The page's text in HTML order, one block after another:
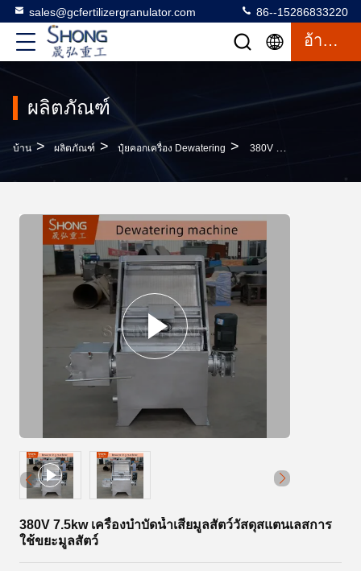
sales@gcfertilizergranulator.com 86--15286833220
อ้างอิง
ผลิตภัณฑ์
บ้าน > ผลิตภัณฑ์ > ปุ๋ยคอกเครื่อง Dewatering > 380V 7.5kw เครื่องบำบัดน้ำเสียมูลสัตว์วัสดุสแตนเลสการใช้ขยะมูลสัตว์
380V 7.5kw เครื่องบำบัดน้ำเสียมูลสัตว์วัสดุสแตนเลสการ
ใช้ขยะมูลสัตว์